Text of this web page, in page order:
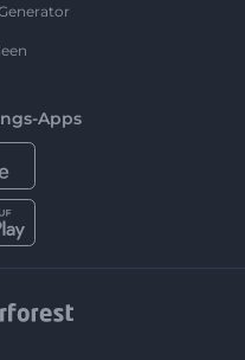
Apps